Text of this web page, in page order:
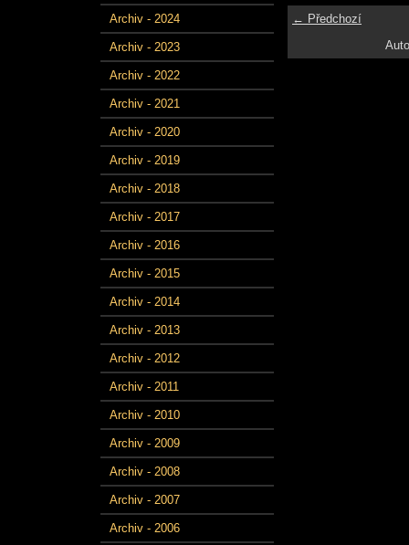
Archiv - 2024
Archiv - 2023
Archiv - 2022
Archiv - 2021
Archiv - 2020
Archiv - 2019
Archiv - 2018
Archiv - 2017
Archiv - 2016
Archiv - 2015
Archiv - 2014
Archiv - 2013
Archiv - 2012
Archiv - 2011
Archiv - 2010
Archiv - 2009
Archiv - 2008
Archiv - 2007
Archiv - 2006
← Předchozí